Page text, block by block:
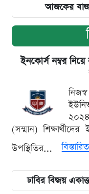
আজকের
ইনকোর্স নম্বর নিয়ে
(সম্মান)
উপস্থিতির...
বিস্তারিত
ঢাবির বিজয়